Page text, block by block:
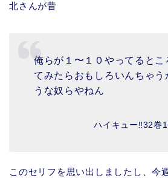
北さんが昔
俺らが１〜１０やってるとこ
てみたらおもしろいんちゃう
うな奴らやねん
ハイキュー‼︎32巻
このセリフを思い出しましたし、今